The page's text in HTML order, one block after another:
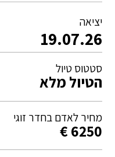
יציאה
19.07.26
סטטוס טיול
הטיול מלא
מחיר לאדם בחדר זוגי
6250 €